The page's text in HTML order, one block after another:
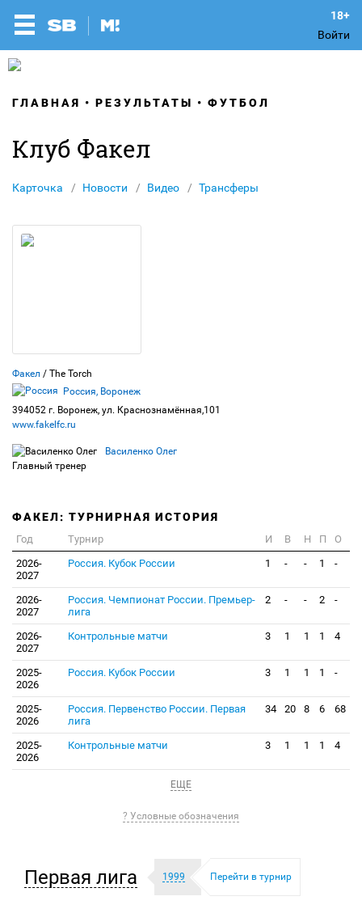
Войти
ГЛАВНАЯ РЕЗУЛЬТАТЫ ФУТБОЛ
Клуб Факел
Карточка Новости Видео Трансферы
Факел / The Torch
Россия, Воронеж
394052 г. Воронеж, ул. Краснознамённая,101
www.fakelfc.ru
Василенко Олег
Главный тренер
ФАКЕЛ: ТУРНИРНАЯ ИСТОРИЯ
Год Турнир И В Н П
О
2026-
2027
Россия. Кубок России 1 - - 1 -
2026-
2027
Россия. Чемпионат России. Премьер-
лига
2 - - 2 -
2026-
2027
Контрольные матчи 3 1 1 1 4
2025-
2026
Россия. Кубок России 3 1 1 1 -
2025-
2026
Россия. Первенство России. Первая
лига
34 20 8 6 68
2025-
2026
Контрольные матчи 3 1 1 1 4
ЕЩЕ
? Условные обозначения
Первая лига 1999 Перейти в турнир